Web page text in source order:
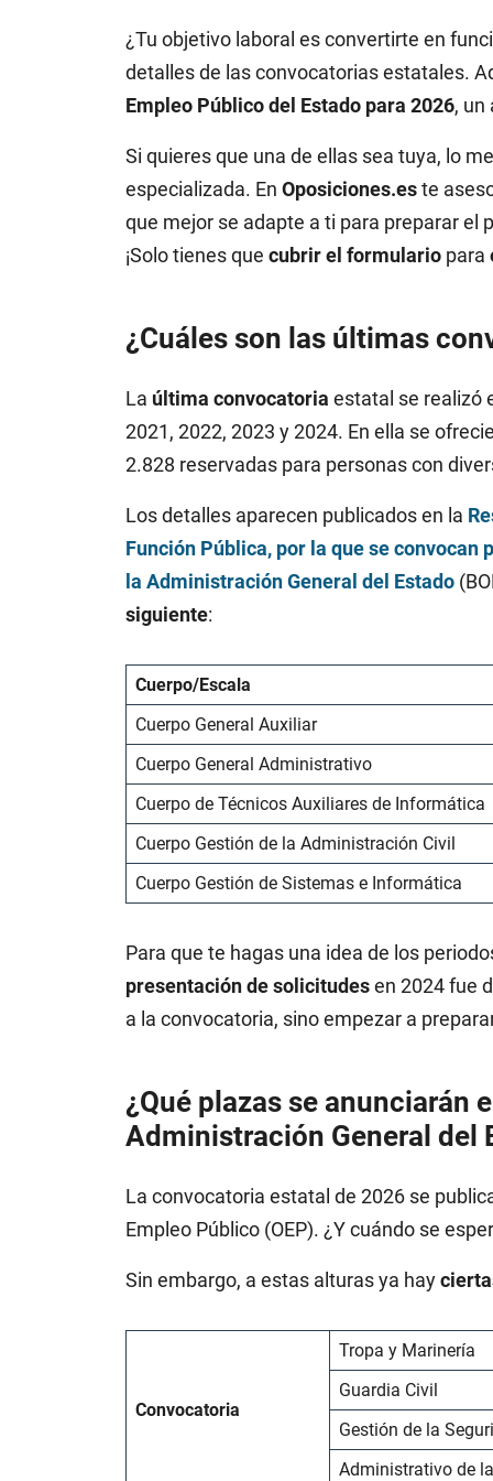
Psicología Clínica (1)
Trabajo Social Servicios
Sociales (1)
¿Tu objetivo laboral es convertirte en
detalles de las convocatorias estatales.
Empleo Público del Estado para 2026, un
Si quieres que una de ellas sea tuya, lo
especializada. En Oposiciones.este
que mejor se adapte a ti para preparar el
¡Solo tienes que cubrir el formulario para
¿Cuáles son las últimas
La última convocatoria estatal se realizó
2021, 2022, 2023 y 2024. En ella se
2.828 reservadas para personas con
Los detalles aparecen publicados en la
Función Pública, por la que se convocan
la Administración General del Estado
siguiente:
Cuerpo/Escala
Cuerpo General Auxiliar
Cuerpo General Administrativo
Cuerpo de Técnicos Auxiliares de Informática
Cuerpo Gestión de la Administración Civil
Cuerpo Gestión de Sistemas e Informática
Para que te hagas una idea de los
presentación de solicitudesen 2024 fue
a la convocatoria, sino empezar a
¿Qué plazas se anunciarán
Administración General del
La convocatoria estatal de 2026 se
Empleo Público (OEP). ¿Y cuándo se
Sin embargo, a estas alturas ya hay
Convocatoria
Tropa y Marinería
Guardia Civil
Gestión de la
Administrativo de